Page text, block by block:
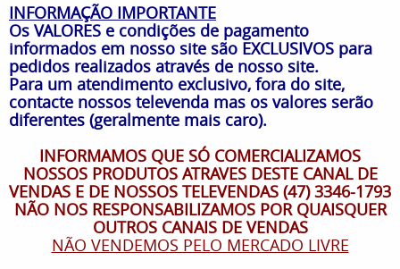
INFORMAÇÃO IMPORTANTE
Os VALORES e condições de pagamento
informados em nosso site são EXCLUSIVOS para
pedidos realizados através de nosso site.
Para um atendimento exclusivo, fora do site,
contacte nossos televenda mas os valores serão
diferentes (geralmente mais caro).
INFORMAMOS QUE SÓ COMERCIALIZAMOS
NOSSOS PRODUTOS ATRAVES DESTE CANAL DE
VENDAS E DE NOSSOS TELEVENDAS (47) 3346-1793
NÃO NOS RESPONSABILIZAMOS POR QUAISQUER
OUTROS CANAIS DE VENDAS
NÃO VENDEMOS PELO MERCADO LIVRE